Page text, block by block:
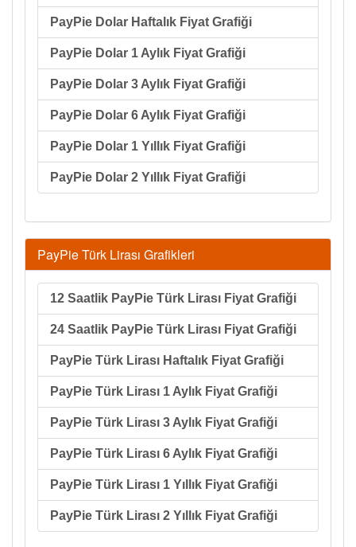
PayPie Dolar Haftalık Fiyat Grafiği
PayPie Dolar 1 Aylık Fiyat Grafiği
PayPie Dolar 3 Aylık Fiyat Grafiği
PayPie Dolar 6 Aylık Fiyat Grafiği
PayPie Dolar 1 Yıllık Fiyat Grafiği
PayPie Dolar 2 Yıllık Fiyat Grafiği
PayPie Türk Lirası Grafikleri
12 Saatlik PayPie Türk Lirası Fiyat Grafiği
24 Saatlik PayPie Türk Lirası Fiyat Grafiği
PayPie Türk Lirası Haftalık Fiyat Grafiği
PayPie Türk Lirası 1 Aylık Fiyat Grafiği
PayPie Türk Lirası 3 Aylık Fiyat Grafiği
PayPie Türk Lirası 6 Aylık Fiyat Grafiği
PayPie Türk Lirası 1 Yıllık Fiyat Grafiği
PayPie Türk Lirası 2 Yıllık Fiyat Grafiği